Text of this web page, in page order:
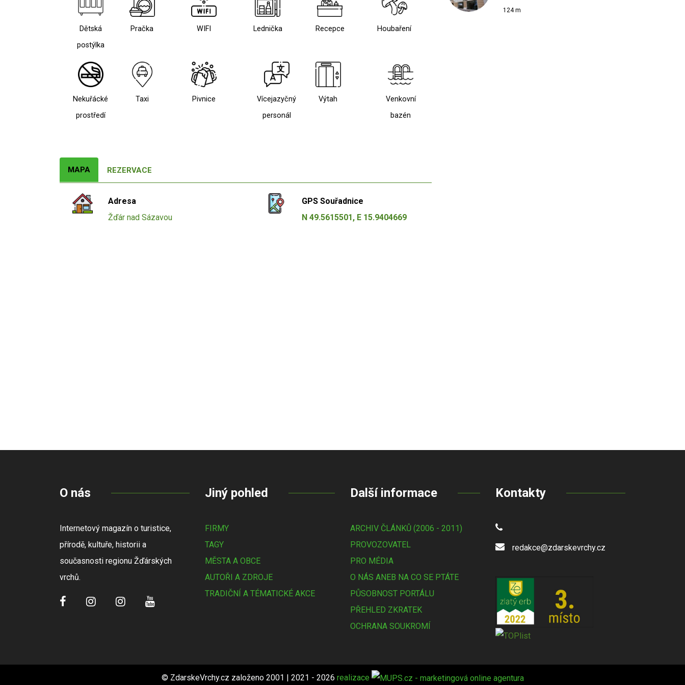
Dětská
postýlka
Pračka WIFI Lednička Recepce Houbaření
Nekuřácké
prostředí
Taxi Pivnice
Vícejazyčný
personál
Výtah
Venkovní
bazén
MAPA REZERVACE
Adresa
Žďár nad Sázavou
GPS Souřadnice
N 49.5615501, E 15.9404669
124 m
O nás
Internetový magazín o turistice,
přírodě, kultuře, historii a
současnosti regionu Žďárských
vrchů.
Jiný pohled
FIRMY
TAGY
MĚSTA A OBCE
AUTOŘI A ZDROJE
TRADIČNÍ A TÉMATICKÉ AKCE
Další informace
ARCHIV ČLÁNKŮ (2006 - 2011)
PROVOZOVATEL
PRO MÉDIA
O NÁS ANEB NA CO SE PTÁTE
PŮSOBNOST PORTÁLU
PŘEHLED ZKRATEK
OCHRANA SOUKROMÍ
Kontakty
redakce@zdarskevrchy.cz
© ZdarskeVrchy.cz založeno 2001 | 2021 - 2026 realizace